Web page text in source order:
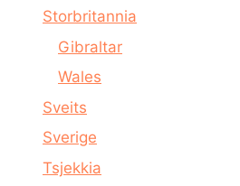
Storbritannia
Gibraltar
Wales
Sveits
Sverige
Tsjekkia